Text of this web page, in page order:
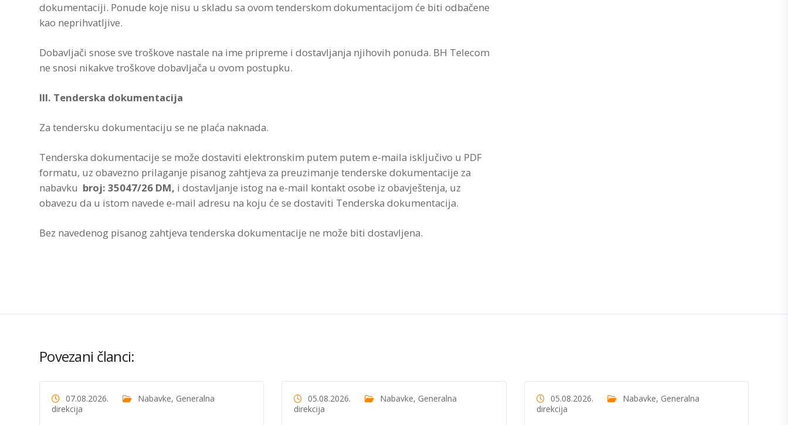
dokumentaciji. Ponude koje nisu u skladu sa ovom tenderskom dokumentacijom će biti odbačene
kao neprihvatljive.
Dobavljači snose sve troškove nastale na ime pripreme i dostavljanja njihovih ponuda. BH Telecom
ne snosi nikakve troškove dobavljača u ovom postupku.
III. Tenderska dokumentacija
Za tendersku dokumentaciju se ne plaća naknada.
Tenderska dokumentacije se može dostaviti elektronskim putem putem e-maila isključivo u PDF
formatu, uz obavezno prilaganje pisanog zahtjeva za preuzimanje tenderske dokumentacije za
nabavku broj: 35047/26 DM, i dostavljanje istog na e-mail kontakt osobe iz obavještenja, uz
obavezu da u istom navede e-mail adresu na koju će se dostaviti Tenderska dokumentacija.
Bez navedenog pisanog zahtjeva tenderska dokumentacije ne može biti dostavljena.
Povezani članci:
07.08.2026. Nabavke, Generalna
direkcija
05.08.2026. Nabavke, Generalna
direkcija
05.08.2026. Nabavke, Generalna
direkcija